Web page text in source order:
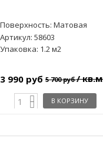
Поверхность: Матовая
Артикул: 58603
Упаковка: 1.2 м2
3 990 руб 5 700 руб/
В КОРЗИНУ